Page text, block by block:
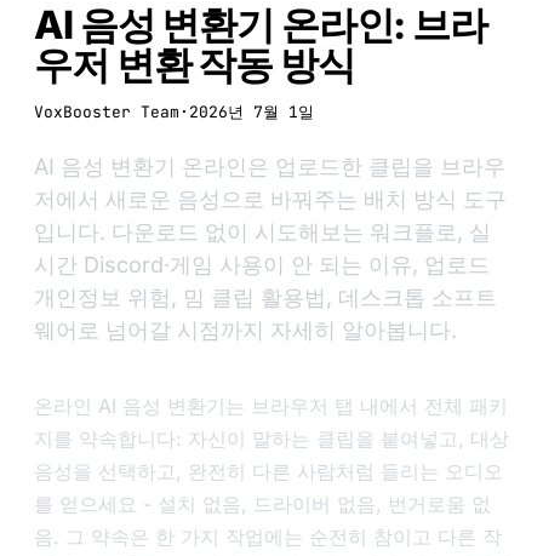
AI 음성 변환기 온라인: 브라
우저 변환 작동 방식
VoxBooster Team · 2026년 7월 1일
AI 음성 변환기 온라인은 업로드한 클립을 브라우
저에서 새로운 음성으로 바꿔주는 배치 방식 도구
입니다. 다운로드 없이 시도해보는 워크플로, 실
시간 Discord·게임 사용이 안 되는 이유, 업로드
개인정보 위험, 밈 클립 활용법, 데스크톱 소프트
웨어로 넘어갈 시점까지 자세히 알아봅니다.
온라인 AI 음성 변환기는 브라우저 탭 내에서 전체 패키
지를 약속합니다: 자신이 말하는 클립을 붙여넣고, 대상
음성을 선택하고, 완전히 다른 사람처럼 들리는 오디오
를 얻으세요 - 설치 없음, 드라이버 없음, 번거로움 없
음. 그 약속은 한 가지 작업에는 순전히 참이고 다른 작